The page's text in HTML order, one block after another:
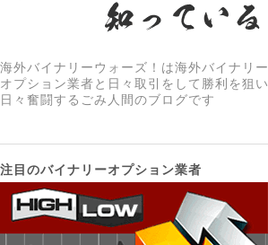
海外バイナリーウォーズ！は海外バイナリー
オプション業者と日々取引をして勝利を狙い
日々奮闘するごみ人間のブログです
注目のバイナリーオプション業者